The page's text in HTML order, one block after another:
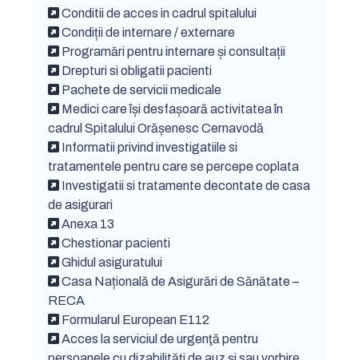
Conditii de acces in cadrul spitalului
Condiții de internare / externare
Programări pentru internare și consultații
Drepturi si obligatii pacienti
Pachete de servicii medicale
Medici care își desfașoară activitatea în
cadrul Spitalului Orășenesc Cernavodă
Informatii privind investigatiile si
tratamentele pentru care se percepe coplata
Investigatii si tratamente decontate de casa
de asigurari
Anexa 13
Chestionar pacienti
Ghidul asiguratului
Casa Națională de Asigurări de Sănătate –
RECA
Formularul European E112
Acces la serviciul de urgenţă pentru